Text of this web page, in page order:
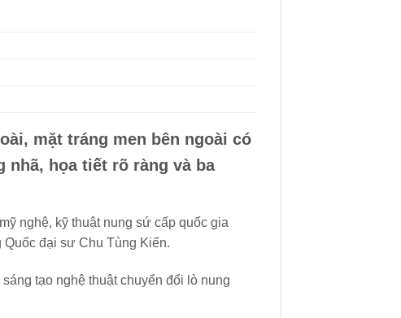
mặt tráng men bên ngoài có
nhã, họa tiết rõ ràng và ba
nghệ, kỹ thuật nung sứ cấp quốc gia
đại sư Chu Tùng Kiến.
tạo nghệ thuật chuyển đổi lò nung